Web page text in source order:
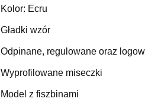
Kolor: Ecru
Gładki wzór
Odpinane, regulowane oraz
Wyprofilowane miseczki
Model z fiszbinami